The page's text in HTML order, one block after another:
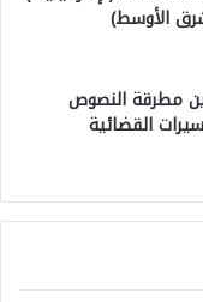
الأوسط)
مطرقة النصوص
القضائية